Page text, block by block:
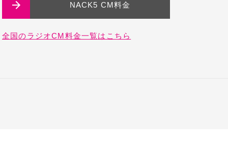
NACK5 CM料金
全国のラジオCM料金一覧はこちら